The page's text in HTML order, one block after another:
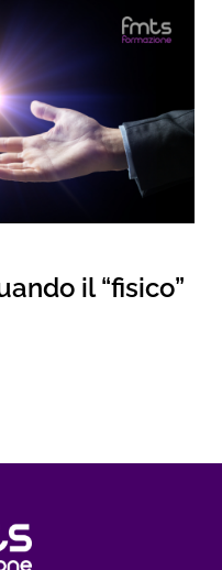
il “fisico”